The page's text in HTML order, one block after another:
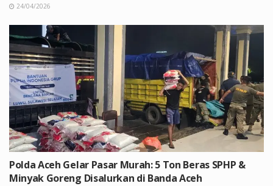
24/04/2026
Polda Aceh Gelar Pasar Murah: 5 Ton Beras SPHP &
Minyak Goreng Disalurkan di Banda Aceh